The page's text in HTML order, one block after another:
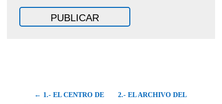
← 1.- EL CENTRO DE
2.- EL ARCHIVO DEL